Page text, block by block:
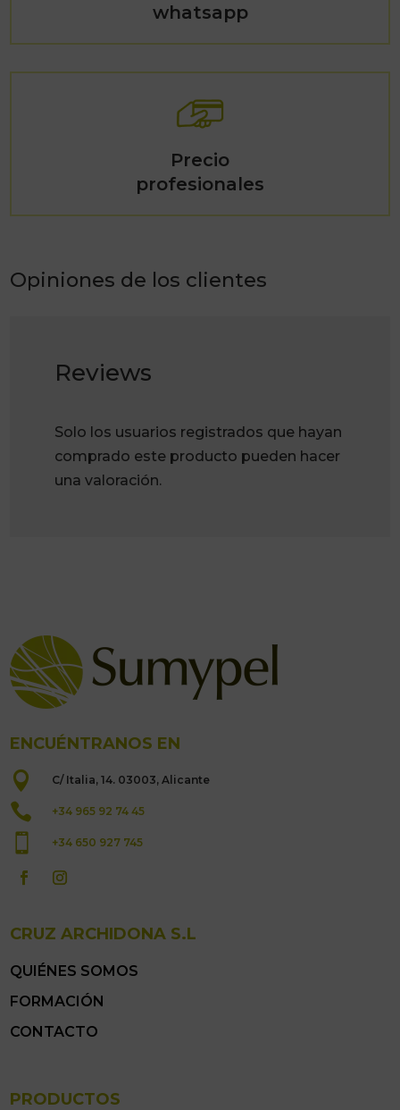
whatsapp
Precio
profesionales
Opiniones de los clientes
Reviews
Solo los usuarios registrados que hayan
comprado este producto pueden hacer
una valoración.
ENCUÉNTRANOS EN
 C/ Italia, 14. 03003, Alicante
 +34 965 92 74 45
 +34 650 927 745
CRUZ ARCHIDONA S.L
QUIÉNES SOMOS
FORMACIÓN
CONTACTO
PRODUCTOS